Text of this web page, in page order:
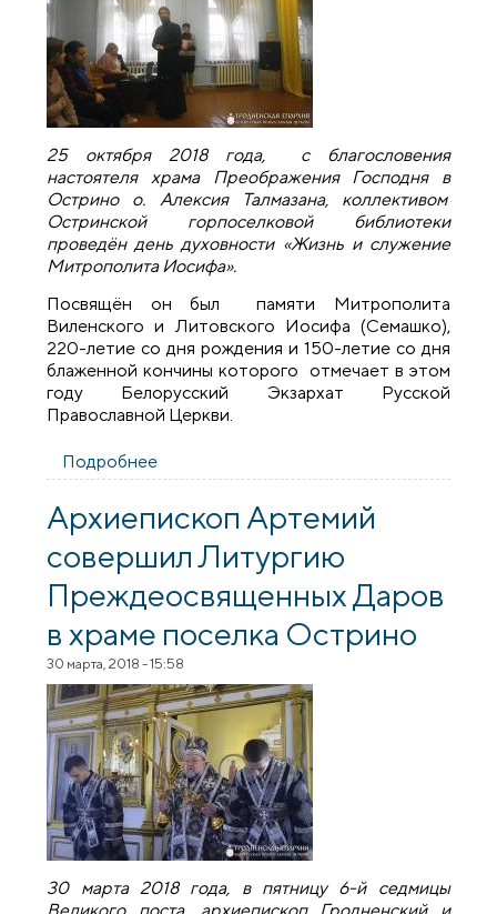
25 октября 2018 года, с благословения
настоятеля храма Преображения Господня в
Острино о. Алексия Талмазана, коллективом
Остринской горпоселковой библиотеки
проведён день духовности «Жизнь и служение
Митрополита Иосифа».
Посвящён он был памяти Митрополита
Виленского и Литовского Иосифа (Семашко),
220-летие со дня рождения и 150-летие со дня
блаженной кончины которого отмечает в этом
году Белорусский Экзархат Русской
Православной Церкви.
Подробнее
библиотеки прошло мероприятие
«Жизнь и служение Митрополита
Иосифа»
Архиепископ Артемий
совершил Литургию
Преждеосвященных Даров
в храме поселка Острино
30 марта, 2018 - 15:58
30 марта 2018 года, в пятницу 6-й седмицы